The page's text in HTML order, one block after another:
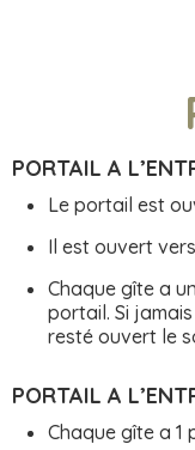
PORTAIL A
Le portail est
Il est ouvert
Chaque gîte a
portail. Si
resté ouvert le
PORTAIL A
Chaque gîte a 1